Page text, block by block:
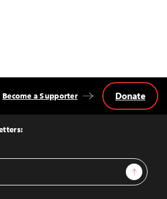
Sign Up
Become a Supporter Donate